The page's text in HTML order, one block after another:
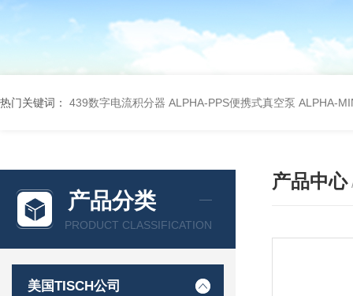
热门关键词： 439数字电流积分器 ALPHA-PPS便携式真空泵 ALPHA-
产品分类
PRODUCT CLASSIFICATION
美国TISCH公司
产品中心